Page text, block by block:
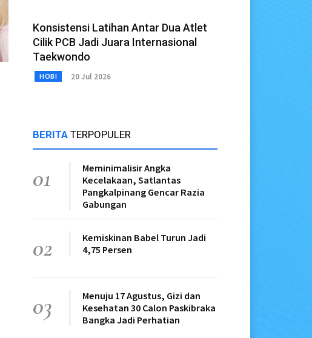
Konsistensi Latihan Antar Dua Atlet
Cilik PCB Jadi Juara Internasional
Taekwondo
HOBI 20 Jul 2026
BERITA TERPOPULER
01
Meminimalisir Angka
Kecelakaan, Satlantas
Pangkalpinang Gencar Razia
Gabungan
02
Kemiskinan Babel Turun Jadi
4,75 Persen
03
Menuju 17 Agustus, Gizi dan
Kesehatan 30 Calon Paskibraka
Bangka Jadi Perhatian